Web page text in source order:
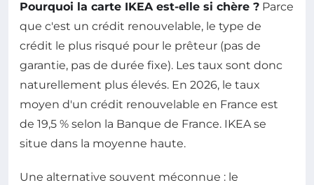
Pourquoi la carte IKEA est-elle si chère ? Parce
que c'est un crédit renouvelable, le type de
crédit le plus risqué pour le prêteur (pas de
garantie, pas de durée fixe). Les taux sont donc
naturellement plus élevés. En 2026, le taux
moyen d'un crédit renouvelable en France est
de 19,5 % selon la Banque de France. IKEA se
situe dans la moyenne haute.
Une alternative souvent méconnue : le